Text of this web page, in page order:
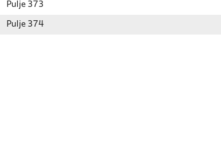
Pulje 373
Pulje 374